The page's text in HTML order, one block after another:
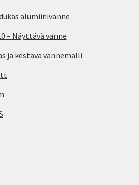
alumiinivanne
– Näyttävä vanne
ja kestävä vannemalli